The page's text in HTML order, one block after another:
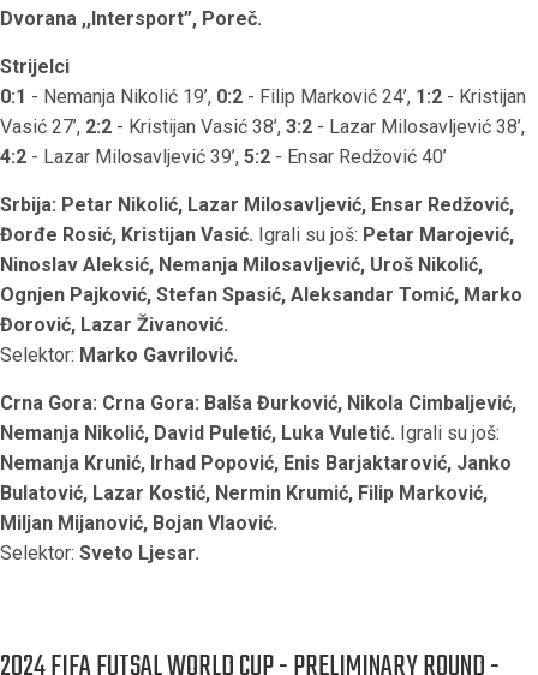
Dvorana ,,Intersport”, Poreč.
Strijelci
0:1 - Nemanja Nikolić 19’, 0:2 - Filip Marković 24’, 1:2 - Kristijan
Vasić 27’, 2:2 - Kristijan Vasić 38’, 3:2 - Lazar Milosavljević 38’,
4:2 - Lazar Milosavljević 39’, 5:2 - Ensar Redžović 40’
Srbija: Petar Nikolić, Lazar Milosavljević, Ensar Redžović,
Đorđe Rosić, Kristijan Vasić. Igrali su još: Petar Marojević,
Ninoslav Aleksić, Nemanja Milosavljević, Uroš Nikolić,
Ognjen Pajković, Stefan Spasić, Aleksandar Tomić, Marko
Đorović, Lazar Živanović.
Selektor: Marko Gavrilović.
Crna Gora: Crna Gora: Balša Đurković, Nikola Cimbaljević,
Nemanja Nikolić, David Puletić, Luka Vuletić. Igrali su još:
Nemanja Krunić, Irhad Popović, Enis Barjaktarović, Janko
Bulatović, Lazar Kostić, Nermin Krumić, Filip Marković,
Miljan Mijanović, Bojan Vlaović.
Selektor: Sveto Ljesar.